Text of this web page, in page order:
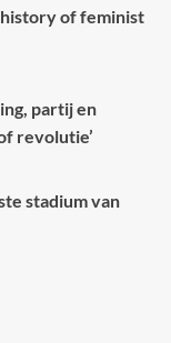
history of feminist
partij en
revolutie’
stadium van